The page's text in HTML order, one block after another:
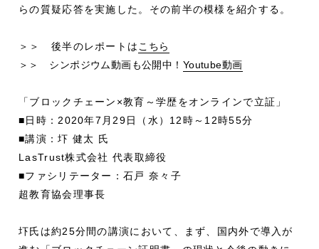
らの質疑応答を実施した。その前半の模様を紹介する。
＞＞ 後半のレポートはこちら
＞＞ シンポジウム動画も公開中！ Youtube動画
「ブロックチェーン×教育～学歴をオンラインで立証」
■日時：2020年7月29日（水）12時～12時55分
■講演：圷 健太 氏
LasTrust株式会社 代表取締役
■ファシリテーター：石戸 奈々子
超教育協会理事長
圷氏は約25分間の講演において、まず、国内外で導入が